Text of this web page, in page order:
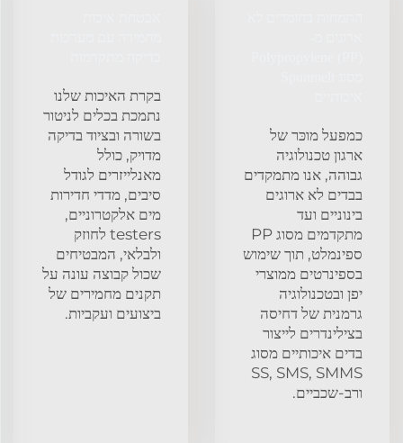
כמפעל מוכּר של
ארגון טכנולוגיה
גבוהה, אנו מתמקדים
בבדים לא ארוגים
בינוניים ועד
מתקדמים מסוג PP
ספינמלט, תוך שימוש
בספינרטים ממוצרי
יפן ובטכנולוגיה
גרמנית של דחיסה
בצילינדרים לייצור
בדים איכותיים מסוג
SS, SMS, SMMS
ורב-שכביים.
בקרת האיכות שלנו
נתמכת בכלים לניטור
בשורה ובציוד בדיקה
מדויק, כולל
מאנלייזרים לגודל
סיבים, מדדי חדירות
מים אלקטרוניים,
testers לחוזק
ולבלאי, המבטיחים
שכול קבוצה עונה על
תקנים מחמירים של
ביצועים ועקביות.